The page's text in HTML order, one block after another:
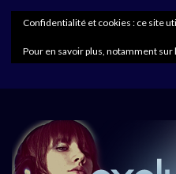
Confidentialité et cookies : ce site
Pour en savoir plus, notamment